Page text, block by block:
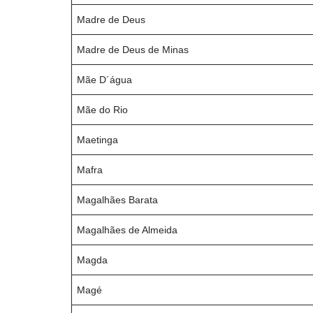
Madre de Deus
Madre de Deus de Minas
Mãe D´água
Mãe do Rio
Maetinga
Mafra
Magalhães Barata
Magalhães de Almeida
Magda
Magé